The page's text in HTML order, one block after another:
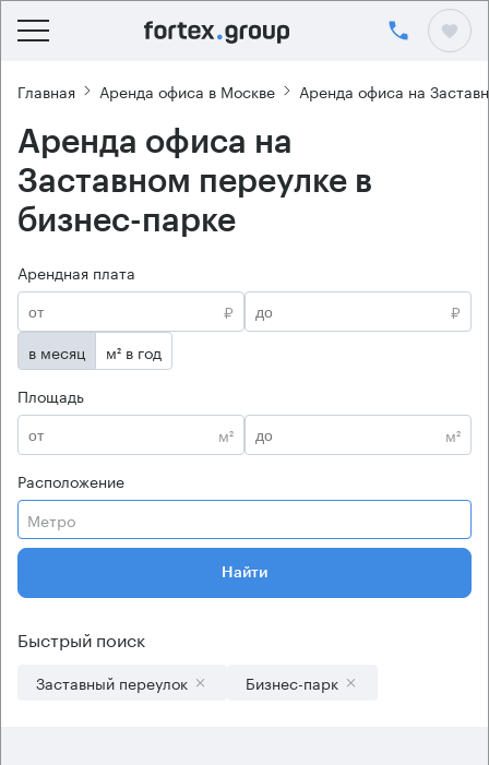
Главная Аренда офиса в Москве Аренда офиса на
Аренда офиса на
Заставном переулке в
бизнес-парке
Арендная плата
₽
₽
в месяц
м² в год
Площадь
м²
м²
Расположение
Метро
Найти
Быстрый поиск
Заставный переулок Бизнес-парк